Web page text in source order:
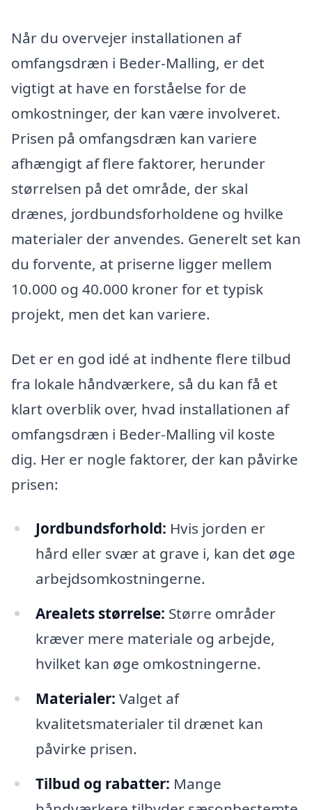
Når du overvejer installationen af
omfangsdræn i Beder-Malling, er det
vigtigt at have en forståelse for de
omkostninger, der kan være involveret.
Prisen på omfangsdræn kan variere
afhængigt af flere faktorer, herunder
størrelsen på det område, der skal
drænes, jordbundsforholdene og hvilke
materialer der anvendes. Generelt set kan
du forvente, at priserne ligger mellem
10.000 og 40.000 kroner for et typisk
projekt, men det kan variere.
Det er en god idé at indhente flere tilbud
fra lokale håndværkere, så du kan få et
klart overblik over, hvad installationen af
omfangsdræn i Beder-Malling vil koste
dig. Her er nogle faktorer, der kan påvirke
prisen:
Jordbundsforhold: Hvis jorden er
hård eller svær at grave i, kan det øge
arbejdsomkostningerne.
Arealets størrelse: Større områder
kræver mere materiale og arbejde,
hvilket kan øge omkostningerne.
Materialer: Valget af
kvalitetsmaterialer til drænet kan
påvirke prisen.
Tilbud og rabatter: Mange